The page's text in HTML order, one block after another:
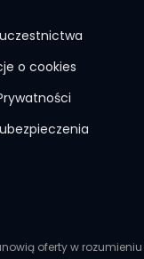
o cookies
oferty w